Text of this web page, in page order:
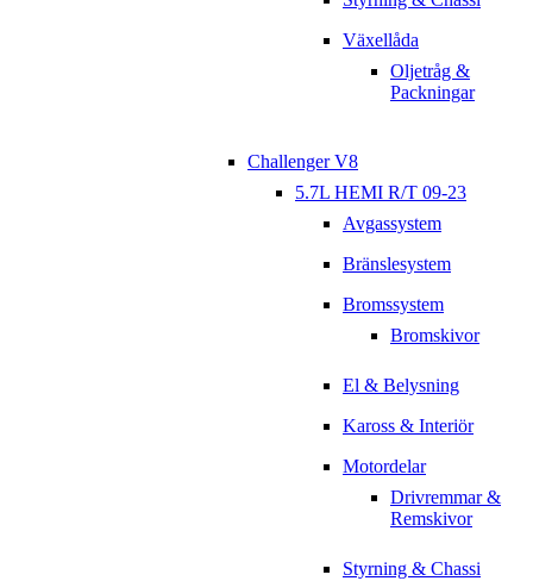
Växellåda
Oljetråg &
Packningar
Challenger V8
5.7L HEMI R/T 09-23
Avgassystem
Bränslesystem
Bromssystem
Bromskivor
El & Belysning
Kaross & Interiör
Motordelar
Drivremmar &
Remskivor
Styrning & Chassi